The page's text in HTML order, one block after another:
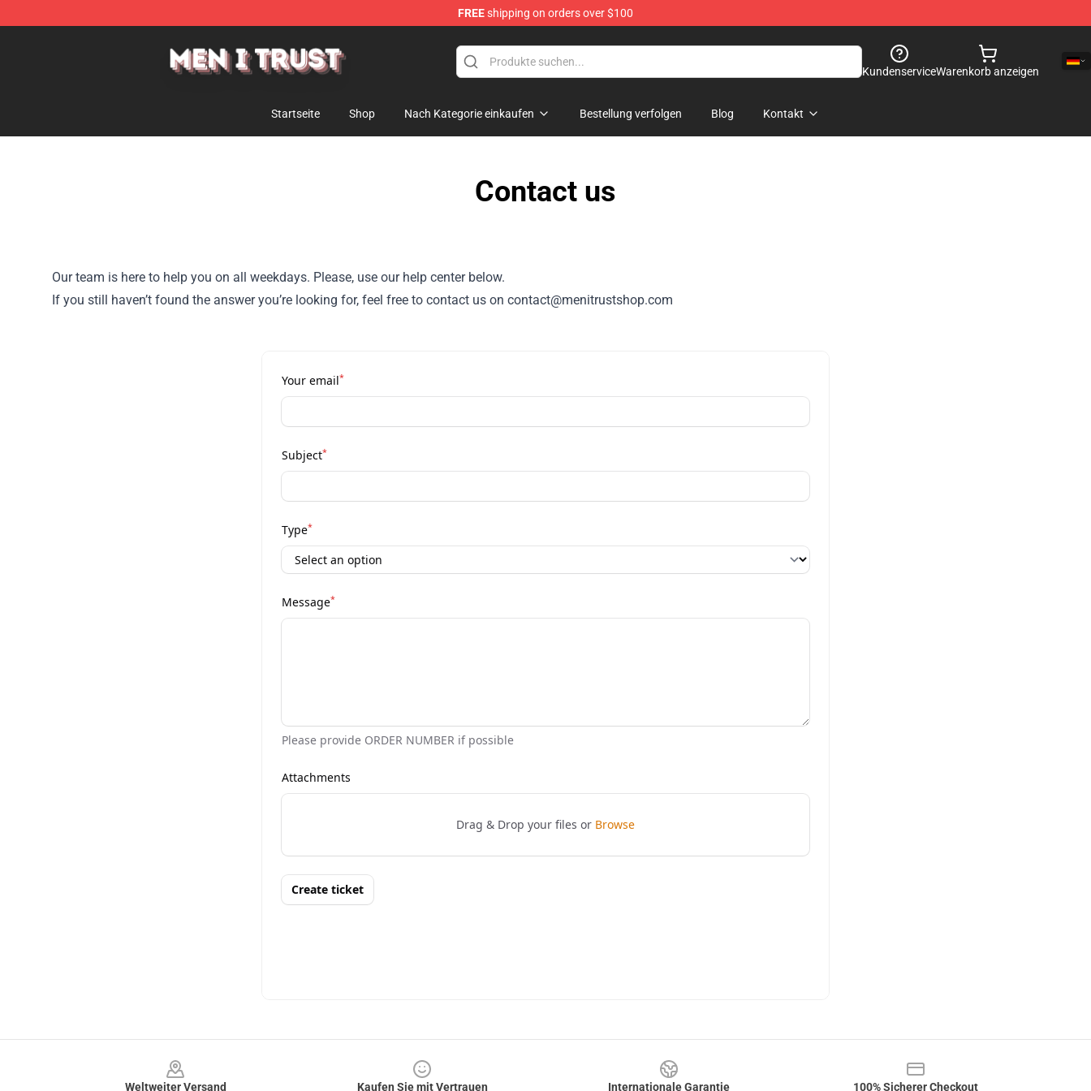
FREEshipping on orders over $100
KundenserviceWarenkorb anzeigen
Startseite Shop Nach Kategorie einkaufen Bestellung verfolgen Blog Kontakt
Contact us
Our team is here to help you on all weekdays. Please, use our help center below.
If you still haven’t found the answer you’re looking for, feel free to contact us on contact@menitrustshop.com
Weltweiter Versand Kaufen Sie mit Vertrauen Internationale Garantie 100% Sicherer Checkout